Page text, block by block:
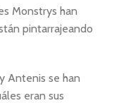
Monstrys han
pintarrajeando
Antenis se han
eran sus